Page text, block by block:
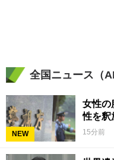
全国ニュース（
NEW
女性の
性を
15分前